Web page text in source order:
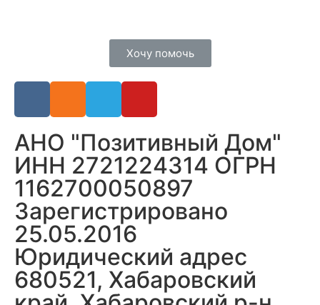
Хочу помочь
АНО "Позитивный Дом"
ИНН 2721224314 ОГРН
1162700050897
Зарегистрировано
25.05.2016
Юридический адрес
680521, Хабаровский